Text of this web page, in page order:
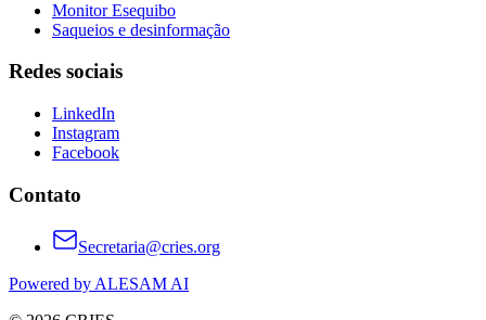
Monitor Esequibo
Saqueios e desinformação
Redes sociais
LinkedIn
Instagram
Facebook
Contato
Secretaria@cries.org
Powered by ALESAM AI